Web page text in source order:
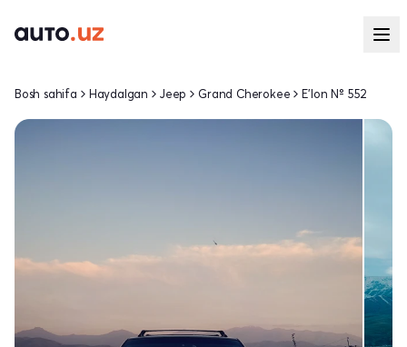
Bosh sahifa Haydalgan Jeep Grand Cherokee E'lon № 552